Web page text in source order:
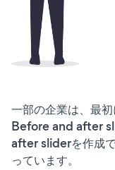
一部の企業は、最
Before and after
after sliderを作成
っています。